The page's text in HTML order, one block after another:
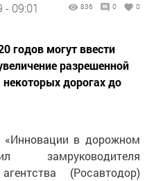
09:01 836 0 0
годов могут ввести
разрешенной
дорогах до
в дорожном
замруководителя
(Росавтодор)